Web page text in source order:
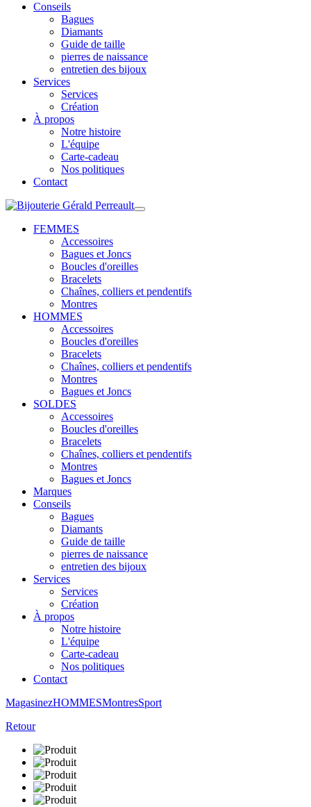
Conseils
Bagues
Diamants
Guide de taille
pierres de naissance
entretien des bijoux
Services
Services
Création
À propos
Notre histoire
L'équipe
Carte-cadeau
Nos politiques
Contact
FEMMES
Accessoires
Bagues et Joncs
Boucles d'oreilles
Bracelets
Chaînes, colliers et pendentifs
Montres
HOMMES
Accessoires
Boucles d'oreilles
Bracelets
Chaînes, colliers et pendentifs
Montres
Bagues et Joncs
SOLDES
Accessoires
Boucles d'oreilles
Bracelets
Chaînes, colliers et pendentifs
Montres
Bagues et Joncs
Marques
Conseils
Bagues
Diamants
Guide de taille
pierres de naissance
entretien des bijoux
Services
Services
Création
À propos
Notre histoire
L'équipe
Carte-cadeau
Nos politiques
Contact
MagasinezHOMMESMontresSport
Retour